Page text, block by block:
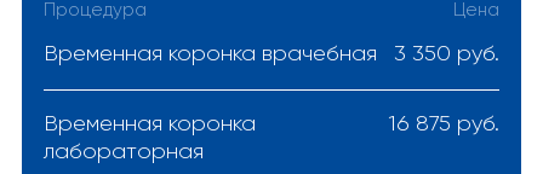
Процедура Цена
Временная коронка врачебная 3 350 руб.
Временная коронка
лабораторная
16 875 руб.